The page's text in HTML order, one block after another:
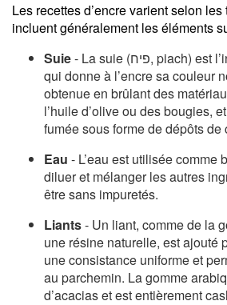
Les recettes d’encre varient selon
incluent généralement les éléments
Suie- La suie (פיח, piach) est l’ingrédient principal
qui donne à l’encre sa couleur
obtenue en brûlant des
l’huile d’olive ou des bougies,
fumée sous forme de dépôts de
Eau - L’eau est utilisée comme
diluer et mélanger les autres
être sans impuretés.
Liants- Un liant, comme de la
une résine naturelle, est ajouté
une consistance uniforme et
au parchemin. La gomme
d’acacias et est entièrement